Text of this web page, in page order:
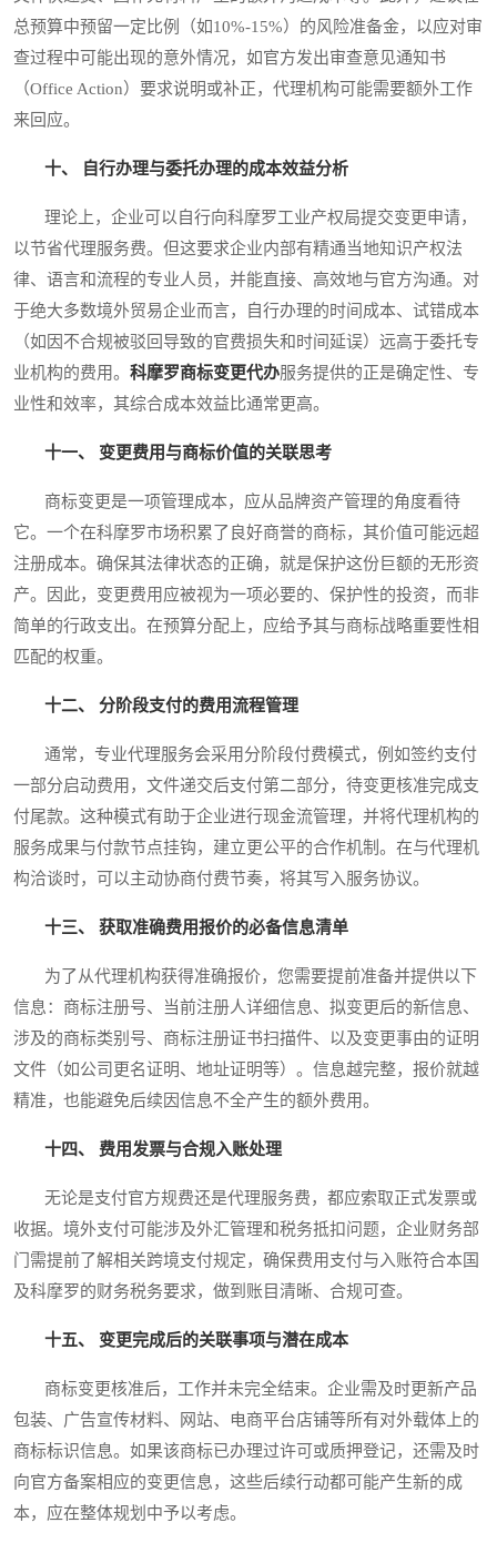
总预算中预留一定比例（如10%-15%）的风险准备金，以应对审
查过程中可能出现的意外情况，如官方发出审查意见通知书
（Office Action）要求说明或补正，代理机构可能需要额外工作
来回应。
十、 自行办理与委托办理的成本效益分析
理论上，企业可以自行向科摩罗工业产权局提交变更申请，
以节省代理服务费。但这要求企业内部有精通当地知识产权法
律、语言和流程的专业人员，并能直接、高效地与官方沟通。对
于绝大多数境外贸易企业而言，自行办理的时间成本、试错成本
（如因不合规被驳回导致的官费损失和时间延误）远高于委托专
业机构的费用。 科摩罗商标变更代办服务提供的正是确定性、专
业性和效率，其综合成本效益比通常更高。
十一、 变更费用与商标价值的关联思考
商标变更是一项管理成本，应从品牌资产管理的角度看待
它。一个在科摩罗市场积累了良好商誉的商标，其价值可能远超
注册成本。确保其法律状态的正确，就是保护这份巨额的无形资
产。因此，变更费用应被视为一项必要的、保护性的投资，而非
简单的行政支出。在预算分配上，应给予其与商标战略重要性相
匹配的权重。
十二、 分阶段支付的费用流程管理
通常，专业代理服务会采用分阶段付费模式，例如签约支付
一部分启动费用，文件递交后支付第二部分，待变更核准完成支
付尾款。这种模式有助于企业进行现金流管理，并将代理机构的
服务成果与付款节点挂钩，建立更公平的合作机制。在与代理机
构洽谈时，可以主动协商付费节奏，将其写入服务协议。
十三、 获取准确费用报价的必备信息清单
为了从代理机构获得准确报价，您需要提前准备并提供以下
信息：商标注册号、当前注册人详细信息、拟变更后的新信息、
涉及的商标类别号、商标注册证书扫描件、以及变更事由的证明
文件（如公司更名证明、地址证明等）。信息越完整，报价就越
精准，也能避免后续因信息不全产生的额外费用。
十四、 费用发票与合规入账处理
无论是支付官方规费还是代理服务费，都应索取正式发票或
收据。境外支付可能涉及外汇管理和税务抵扣问题，企业财务部
门需提前了解相关跨境支付规定，确保费用支付与入账符合本国
及科摩罗的财务税务要求，做到账目清晰、合规可查。
十五、 变更完成后的关联事项与潜在成本
商标变更核准后，工作并未完全结束。企业需及时更新产品
包装、广告宣传材料、网站、电商平台店铺等所有对外载体上的
商标标识信息。如果该商标已办理过许可或质押登记，还需及时
向官方备案相应的变更信息，这些后续行动都可能产生新的成
本，应在整体规划中予以考虑。